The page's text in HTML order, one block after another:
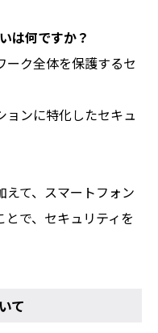
は何ですか？
ーク全体を保護するセ
ョンに特化したセキュ
えて、スマートフォン
で、セキュリティを
て